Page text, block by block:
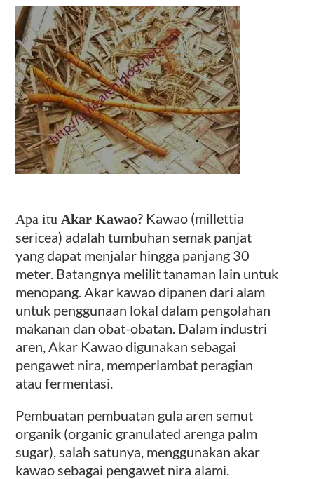
Kontak
Apa itu Akar Kawao? Kawao (millettia
sericea) adalah tumbuhan semak panjat
yang dapat menjalar hingga panjang 30
meter. Batangnya melilit tanaman lain untuk
menopang. Akar kawao dipanen dari alam
untuk penggunaan lokal dalam pengolahan
makanan dan obat-obatan. Dalam industri
aren, Akar Kawao digunakan sebagai
pengawet nira, memperlambat peragian
atau fermentasi.
Pembuatan pembuatan gula aren semut
organik (organic granulated arenga palm
sugar), salah satunya, menggunakan akar
kawao sebagai pengawet nira alami.